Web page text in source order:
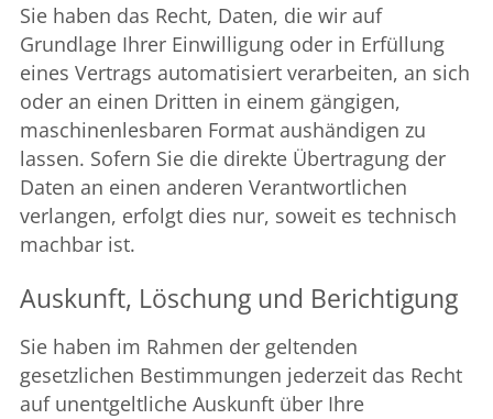
Sie haben das Recht, Daten, die wir auf
Grundlage Ihrer Einwilligung oder in Erfüllung
eines Vertrags automatisiert verarbeiten, an sich
oder an einen Dritten in einem gängigen,
maschinenlesbaren Format aushändigen zu
lassen. Sofern Sie die direkte Übertragung der
Daten an einen anderen Verantwortlichen
verlangen, erfolgt dies nur, soweit es technisch
machbar ist.
Auskunft, Löschung und Berichtigung
Sie haben im Rahmen der geltenden
gesetzlichen Bestimmungen jederzeit das Recht
auf unentgeltliche Auskunft über Ihre